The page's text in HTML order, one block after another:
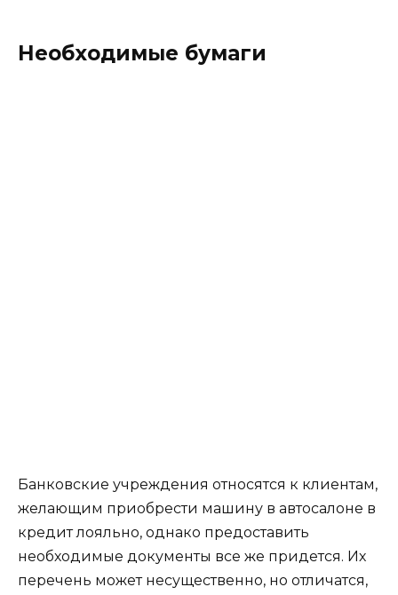
Необходимые бумаги
Банковские учреждения относятся к клиентам,
желающим приобрести машину в автосалоне в
кредит лояльно, однако предоставить
необходимые документы все же придется. Их
перечень может несущественно, но отличатся,